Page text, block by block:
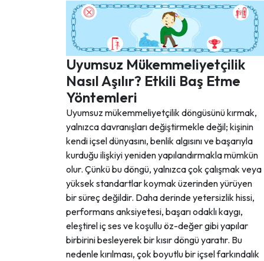
Uyumsuz Mükemmeliyetçilik
Nasıl Aşılır? Etkili Baş Etme
Yöntemleri
Uyumsuz mükemmeliyetçilik döngüsünü kırmak,
yalnızca davranışları değiştirmekle değil; kişinin
kendi içsel dünyasını, benlik algısını ve başarıyla
kurduğu ilişkiyi yeniden yapılandırmakla mümkün
olur. Çünkü bu döngü, yalnızca çok çalışmak veya
yüksek standartlar koymak üzerinden yürüyen
bir süreç değildir. Daha derinde yetersizlik hissi,
performans anksiyetesi, başarı odaklı kaygı,
eleştirel iç ses ve koşullu öz-değer gibi yapılar
birbirini besleyerek bir kısır döngü yaratır. Bu
nedenle kırılması, çok boyutlu bir içsel farkındalık